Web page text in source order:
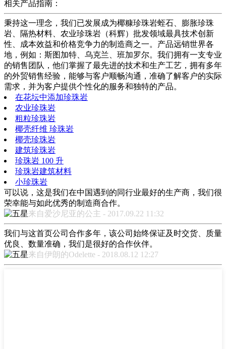
相关产品指南：
秉持这一理念，我们已发展成为椰糠珍珠岩蛭石、膨胀珍珠
岩、隔热材料、农业珍珠岩（科辉）批发领域最具技术创新
性、成本效益和价格竞争力的制造商之一。产品远销世界各
地，例如：斯图加特、乌克兰、班加罗尔。我们拥有一支专业
的销售团队，他们掌握了最先进的技术和生产工艺，拥有多年
的外贸销售经验，能够与客户顺畅沟通，准确了解客户的实际
需求，并为客户提供个性化的服务和独特的产品。
在花坛中添加珍珠岩
农业珍珠岩
粗粒珍珠岩
椰壳纤维 珍珠岩
椰壳珍珠岩
建筑珍珠岩
珍珠岩 100 升
珍珠岩建筑材料
小珍珠岩
可以说，这是我们在中国遇到的同行业最好的生产商，我们很
荣幸能与如此优秀的制造商合作。
来自爱沙尼亚的公主 - 2017.09.22 11:32
我们与这首页公司合作多年，该公司始终保证及时交货、质量
优良、数量准确，我们是很好的合作伙伴。
来自伊朗的Odelette - 2018.08.12 12:27